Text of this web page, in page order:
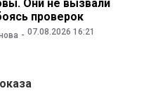
Они не вызвали
проверок
07.08.2026 16:21